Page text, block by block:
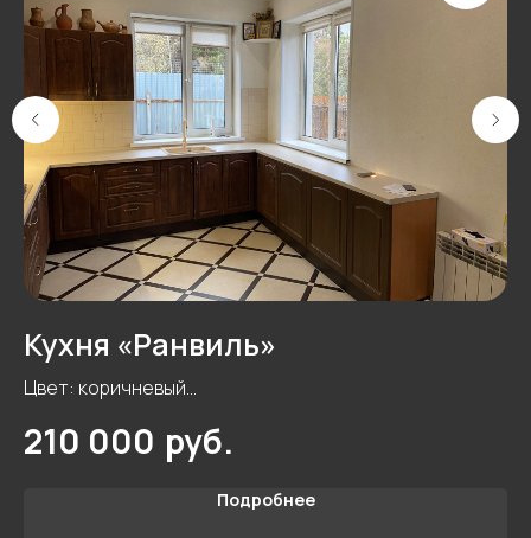
Кухня «Ранвиль»
Цвет: коричневый
Материал фасада: пленка
210 000 руб.
Подробнее
Остались
вопросы?